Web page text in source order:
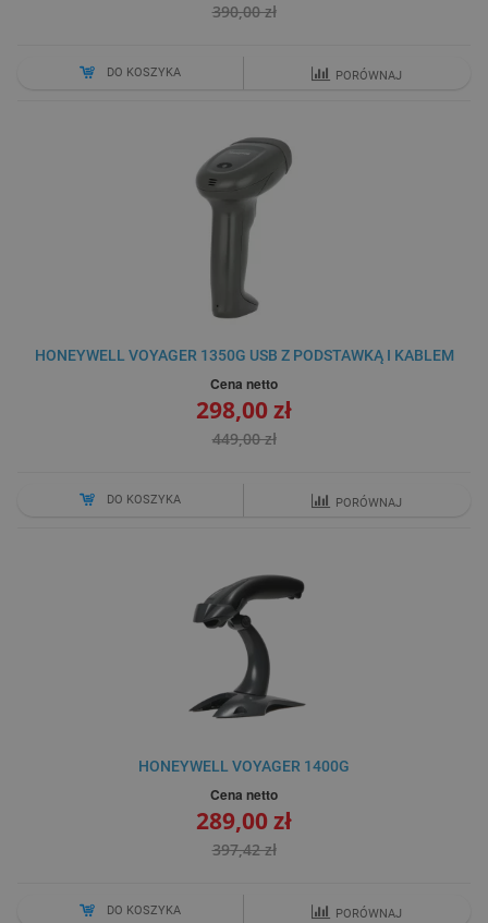
390,00 zł
DO KOSZYKA PORÓWNAJ
HONEYWELL VOYAGER 1350G USB Z PODSTAWKĄ I KABLEM
Cena netto
298,00 zł
449,00 zł
DO KOSZYKA PORÓWNAJ
HONEYWELL VOYAGER 1400G
Cena netto
289,00 zł
397,42 zł
DO KOSZYKA PORÓWNAJ